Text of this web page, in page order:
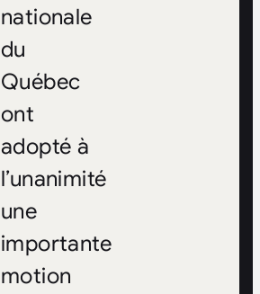
nationale
du
Québec
ont
adopté à
l’unanimité
une
importante
motion